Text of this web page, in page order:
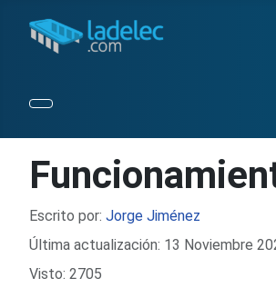
Detalles
Escrito por: Jorge Jiménez
Última actualización: 13 Noviembre
Visto: 2705